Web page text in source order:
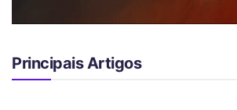
Principais Artigos